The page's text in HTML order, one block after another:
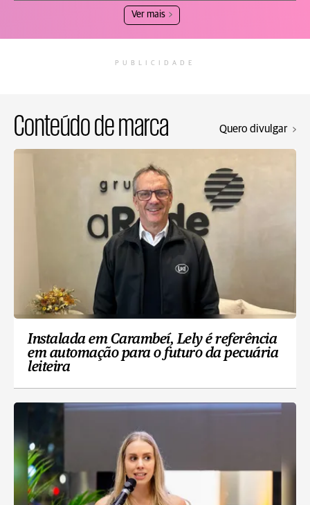
Ver mais
PUBLICIDADE
Conteúdo de marca Quero divulgar
Instalada em Carambeí, Lely é referência
em automação para o futuro da pecuária
leiteira